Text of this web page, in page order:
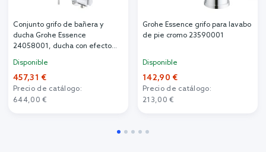
Conjunto grifo de bañera y
ducha Grohe Essence
24058001, ducha con efecto
System 26815000, 35600000,
27851000, 26962001,
27940001, 28741002
Disponible
457,31 €
Precio de catálogo:
644,00 €
Grohe Essence grifo para lavabo
de pie cromo 23590001
Disponible
142,90 €
Precio de catálogo:
213,00 €